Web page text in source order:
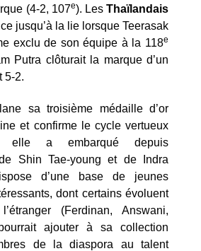
(4-2, 107e). LesThaïlandais
jusqu’à la lie lorsque Teerasak
exclu de son équipe à la 118e
Putra clôturait la marque d’un
5-2.
sa troisième médaille d’or
et confirme le cycle vertueux
elle a embarqué depuis
de Shin Tae-young et de Indra
d’une base de jeunes
dont certains évoluent
(Ferdinan, Answani,
ajouter à sa collection
de la diaspora au talent